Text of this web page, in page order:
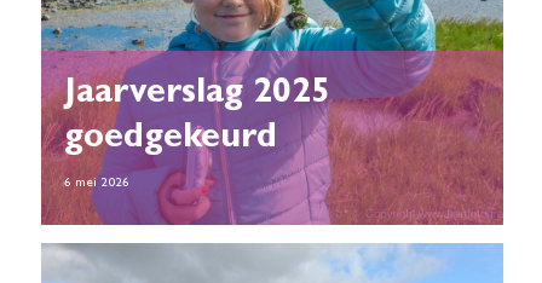
Jaarverslag 2025
goedgekeurd
6 mei 2026